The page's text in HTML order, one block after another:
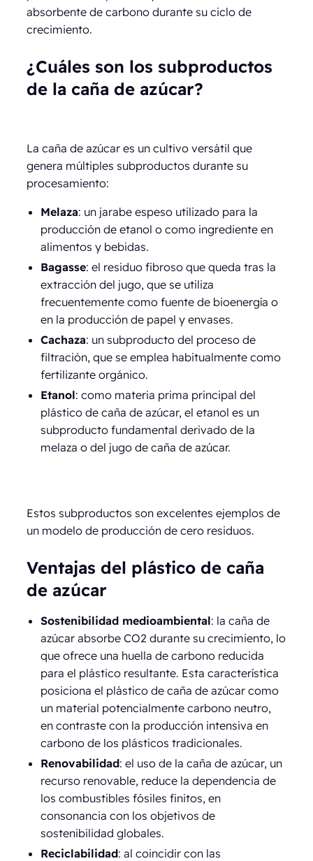
absorbente de carbono durante su ciclo de
crecimiento.
¿Cuáles son los subproductos
de la caña de azúcar?
La caña de azúcar es un cultivo versátil que
genera múltiples subproductos durante su
procesamiento:
Melaza: un jarabe espeso utilizado para la
producción de etanol o como ingrediente en
alimentos y bebidas.
Bagasse: el residuo fibroso que queda tras la
extracción del jugo, que se utiliza
frecuentemente como fuente de bioenergía o
en la producción de papel y envases.
Cachaza: un subproducto del proceso de
filtración, que se emplea habitualmente como
fertilizante orgánico.
Etanol: como materia prima principal del
plástico de caña de azúcar, el etanol es un
subproducto fundamental derivado de la
melaza o del jugo de caña de azúcar.
Estos subproductos son excelentes ejemplos de
un modelo de producción de cero residuos.
Ventajas del plástico de caña
de azúcar
Sostenibilidad medioambiental: la caña de
azúcar absorbe CO2 durante su crecimiento, lo
que ofrece una huella de carbono reducida
para el plástico resultante. Esta característica
posiciona el plástico de caña de azúcar como
un material potencialmente carbono neutro,
en contraste con la producción intensiva en
carbono de los plásticos tradicionales.
Renovabilidad: el uso de la caña de azúcar, un
recurso renovable, reduce la dependencia de
los combustibles fósiles finitos, en
consonancia con los objetivos de
sostenibilidad globales.
Reciclabilidad: al coincidir con las